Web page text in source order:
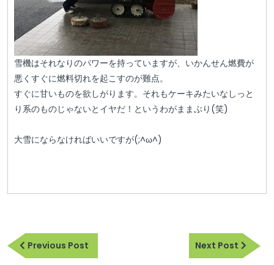
雪機はそれなりのパワーを持っていますが、いかんせん燃費が
悪くすぐに燃料切れを起こすのが難点。
すぐに甘いものを欲しがります。それもケーキみたいなしっと
り系のものじゃないとイヤだ！というわがままぶり(笑)
大雪にならなければいいですが(;^ω^)
投
稿 Previous Post
Post
Next Post
Next
Post